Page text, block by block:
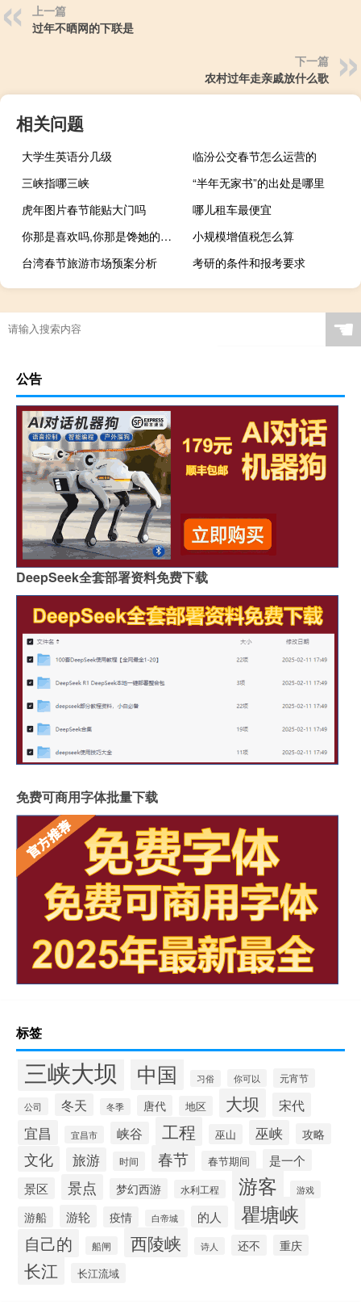
上一篇
过年不晒网的下联是
下一篇
农村过年走亲戚放什么歌
相关问题
大学生英语分几级
临汾公交春节怎么运营的
三峡指哪三峡
“半年无家书”的出处是哪里
虎年图片春节能贴大门吗
哪儿租车最便宜
你那是喜欢吗,你那是馋她的身子什么梗
小规模增值税怎么算
台湾春节旅游市场预案分析
考研的条件和报考要求
☚
公告
DeepSeek全套部署资料免费下载
免费可商用字体批量下载
标签
三峡大坝 中国 习俗 你可以 元宵节
公司 冬天 冬季 唐代 地区 大坝 宋代
宜昌 宜昌市 峡谷 工程 巫山 巫峡 攻略
文化 旅游 时间 春节 春节期间
是一个
景区
景点 梦幻西游 水利工程 游客 游戏
游船 游轮 疫情 白帝城 的人 瞿塘峡
自己的 船闸 西陵峡 诗人 还不 重庆
长江 长江流域